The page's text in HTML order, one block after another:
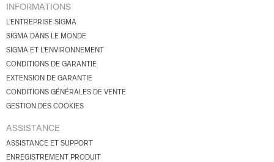
INFORMATIONS
L'ENTREPRISE SIGMA
SIGMA DANS LE MONDE
SIGMA ET L'ENVIRONNEMENT
CONDITIONS DE GARANTIE
EXTENSION DE GARANTIE
CONDITIONS GÉNÉRALES DE VENTE
GESTION DES COOKIES
ASSISTANCE
ASSISTANCE ET SUPPORT
ENREGISTREMENT PRODUIT